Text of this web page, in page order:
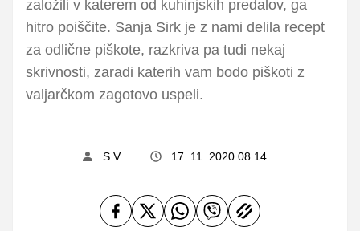
založili v katerem od kuhinjskih predalov, ga
hitro poiščite. Sanja Sirk je z nami delila recept
za odlične piškote, razkriva pa tudi nekaj
skrivnosti, zaradi katerih vam bodo piškoti z
valjarčkom zagotovo uspeli.
S.V. 17. 11. 2020 08.14